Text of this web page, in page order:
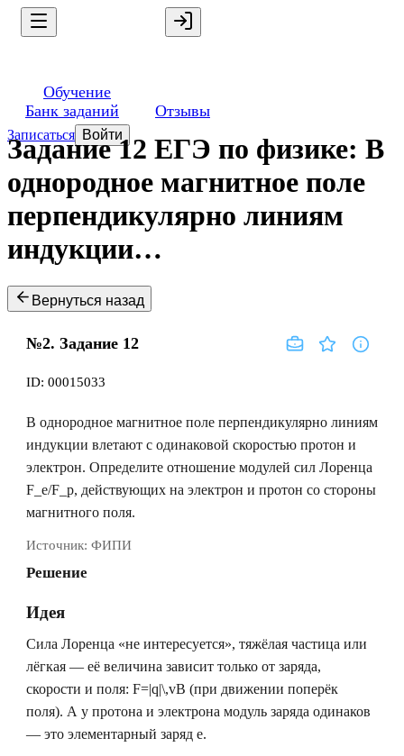
Обучение
Банк заданий
Отзывы
Записаться Войти
Задание 12 ЕГЭ по физике: В
однородное магнитное поле
перпендикулярно линиям
индукции…
Вернуться назад
№2. Задание 12
ID: 00015033
В однородное магнитное поле перпендикулярно линиям
индукции влетают с одинаковой скоростью протон и
электрон. Определите отношение модулей сил Лоренца
F_e/F_p, действующих на электрон и протон со стороны
магнитного поля.
Источник: ФИПИ
Решение
Идея
Сила Лоренца «не интересуется», тяжёлая частица или
лёгкая — её величина зависит только от заряда,
скорости и поля: F=|q|\,vB (при движении поперёк
поля). А у протона и электрона модуль заряда одинаков
— это элементарный заряд e.